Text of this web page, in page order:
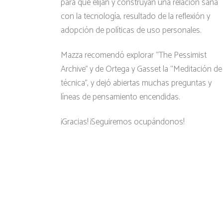
con la tecnología, resultado de la reflexión y
adopción de políticas de uso personales.
Mazza recomendó explorar “The Pessimist
Archive” y de Ortega y Gasset la “Meditación
técnica”, y dejó abiertas muchas preguntas y
líneas de pensamiento encendidas.
¡Gracias! ¡Seguiremos ocupándonos!